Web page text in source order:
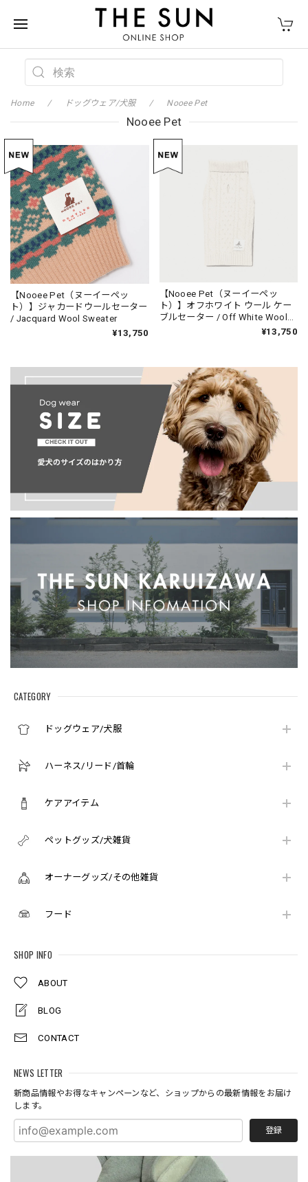
CATEGORY
ドッグウェア/犬服
ハーネス/リード/首輪
ケアアイテム
ペットグッズ/犬雑貨
オーナーグッズ/その他雑貨
フード
SHOP INFO
ABOUT
BLOG
CONTACT
NEWS LETTER
新商品情報やお得なキャンペーンなど、ショップからの最新情報をお届け
します。
登録
Home ドッグウェア/犬服 Nooee Pet
Nooee Pet
【Nooee Pet（ヌーイーペッ
ト）】ジャカードウールセーター
/ Jacquard Wool Sweater
¥13,750
【Nooee Pet（ヌーイーペッ
ト）】オフホワイト ウール ケー
ブルセーター / Off White Wool
¥13,750